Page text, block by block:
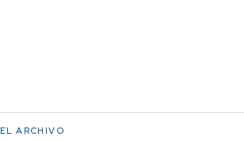
EL ARCHIVO